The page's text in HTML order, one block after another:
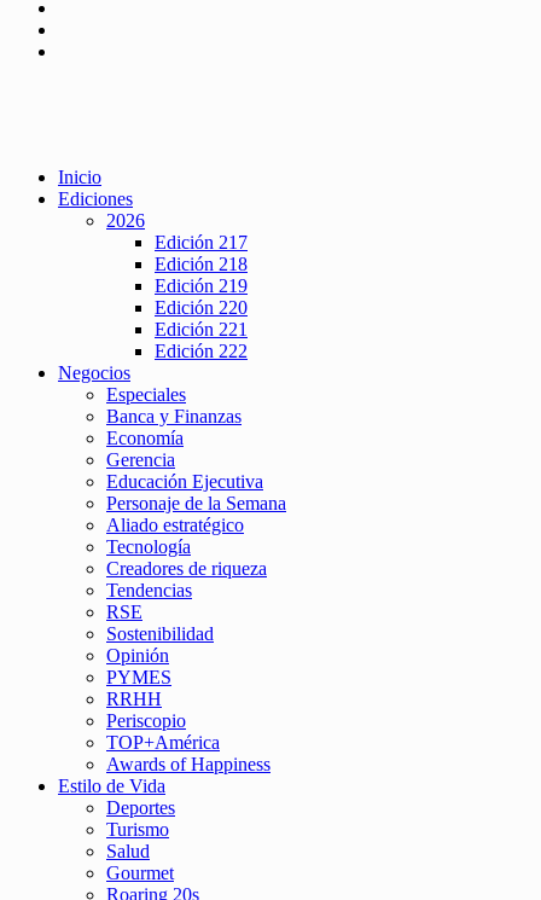
Inicio
Ediciones
2026
Edición 217
Edición 218
Edición 219
Edición 220
Edición 221
Edición 222
Negocios
Especiales
Banca y Finanzas
Economía
Gerencia
Educación Ejecutiva
Personaje de la Semana
Aliado estratégico
Tecnología
Creadores de riqueza
Tendencias
RSE
Sostenibilidad
Opinión
PYMES
RRHH
Periscopio
TOP+América
Awards of Happiness
Estilo de Vida
Deportes
Turismo
Salud
Gourmet
Roaring 20s